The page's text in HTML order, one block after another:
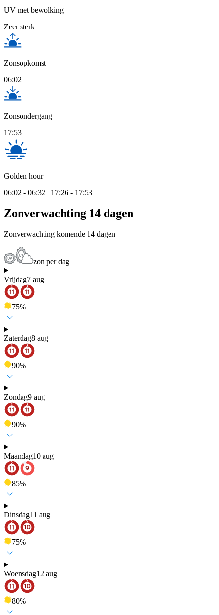
UV met bewolking
Zeer sterk
Zonsopkomst
06:02
Zonsondergang
17:53
Golden hour
06:02 - 06:32 | 17:26 - 17:53
Zonverwachting 14 dagen
Zonverwachting komende 14 dagen
zon per dag
Vrijdag7 aug
75%
Zaterdag8 aug
90%
Zondag9 aug
90%
Maandag10 aug
85%
Dinsdag11 aug
75%
Woensdag12 aug
80%